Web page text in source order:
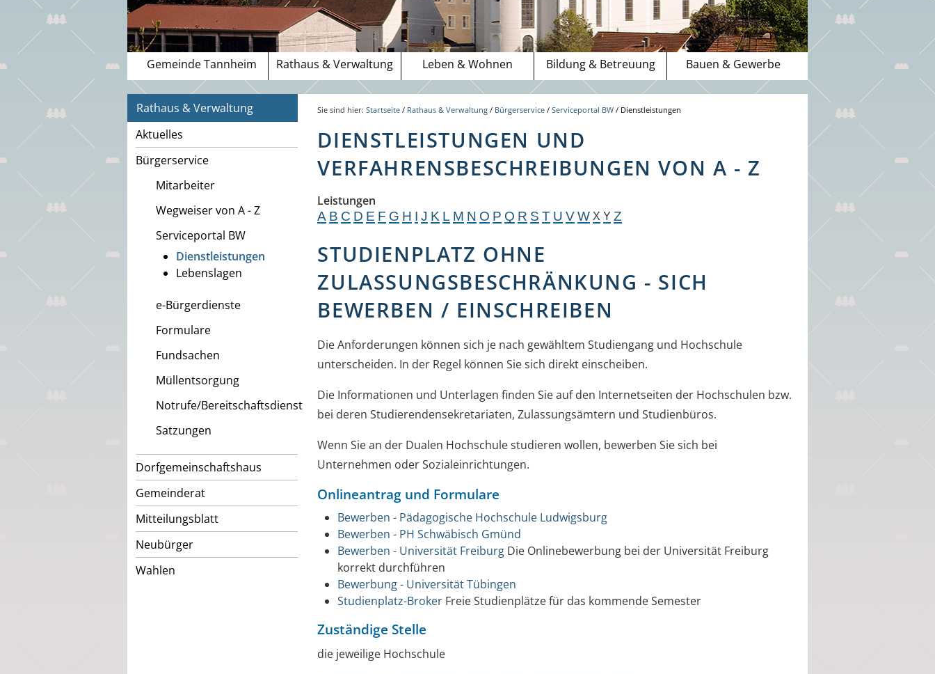
Gemeinde Tannheim Rathaus & Verwaltung Leben & Wohnen Bildung & Betreuung Bauen & Gewerbe
Rathaus & Verwaltung
Aktuelles
Bürgerservice
Mitarbeiter
Wegweiser von A - Z
Serviceportal BW
Dienstleistungen
Lebenslagen
e-Bürgerdienste
Formulare
Fundsachen
Müllentsorgung
Notrufe/Bereitschaftsdienst
Satzungen
Dorfgemeinschaftshaus
Gemeinderat
Mitteilungsblatt
Neubürger
Wahlen
Sie sind hier:Startseite / Rathaus & Verwaltung / Bürgerservice /Serviceportal BW / Dienstleistungen
DIENSTLEISTUNGEN UND
VERFAHRENSBESCHREIBUNGEN VON A - Z
Leistungen
A B C D E F G H I J K L M N O P Q R S T U V W X Y Z
STUDIENPLATZ OHNE
ZULASSUNGSBESCHRÄNKUNG - SICH
BEWERBEN / EINSCHREIBEN
Die Anforderungen können sich je nach gewähltem Studiengang und Hochschule
unterscheiden. In der Regel können Sie sich direkt einscheiben.
Die Informationen und Unterlagen finden Sie auf den Internetseiten der Hochschulen bzw.
bei deren Studierendensekretariaten, Zulassungsämtern und Studienbüros.
Wenn Sie an der Dualen Hochschule studieren wollen, bewerben Sie sich bei
Unternehmen oder Sozialeinrichtungen.
Onlineantrag und Formulare
Bewerben - Pädagogische Hochschule Ludwigsburg
Bewerben - PH Schwäbisch Gmünd
Bewerben - Universität Freiburg Die Onlinebewerbung bei der Universität Freiburg
korrekt durchführen
Bewerbung - Universität Tübingen
Studienplatz-Broker Freie Studienplätze für das kommende Semester
Zuständige Stelle
die jeweilige Hochschule